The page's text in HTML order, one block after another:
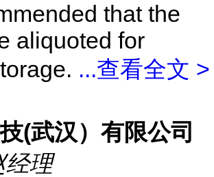
that the
aliquoted for
...查看全文 >
(武汉）有限公司
经理